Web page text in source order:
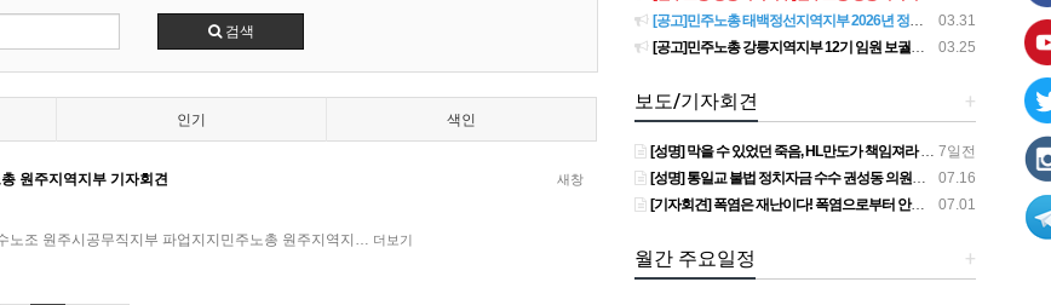
검색
인기 색인
새창
원주지역지부 기자회견
노조 원주시공무직지부 파업지지민주노총 원주지역지… 더보기
03.31
[공고]민주노총 태백정선지역지부 2026년 정기 대의원대회 재소집 건
03.25
[공고]민주노총 강릉지역지부 12기 임원 보궐선거 후보자 확정 공고
+
보도/기자회견
7일전
[성명] 막을 수 있었던 죽음, HL만도가 책임져라 : 청년노동자 사망사고의 철저한 진상규명과 재발방지 대책 마련하라
07.16
[성명] 통일교 불법 정치자금 수수 권성동 의원직 상실, 사필귀정이다
07.01
[기자회견] 폭염은 재난이다! 폭염으로부터 안전한 일터를 위한 민주노총 강원지역본부 폭염감시단 선포 기자회견
+
월간 주요일정